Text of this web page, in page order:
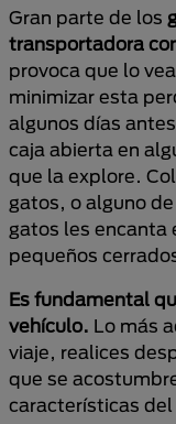
Gran parte de los
transportadora
provoca que lo
minimizar esta
algunos días
caja abierta en
que la explore.
gatos, o alguno
gatos les encanta
pequeños
Es fundamental
vehículo. Lo más
viaje, realices
que se
características del